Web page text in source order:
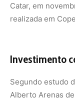
Catar, em
realizada em
Investimento
Segundo estudo
Alberto Arenas